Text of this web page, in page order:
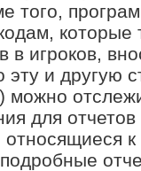
того,
которые
в игроков,
эту и другую
можно
для